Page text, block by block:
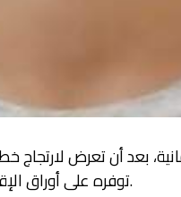
بعد أن تعرض لارتجاج
توفره على أوراق الإقامة الخاصة بألمانيا، نظرا لمتابعته الدراسة بإسبانيا.